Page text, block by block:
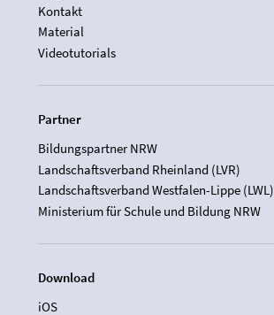
Kontakt
Material
Videotutorials
Partner
Bildungspartner NRW
Landschaftsverband Rheinland (LVR)
Landschaftsverband Westfalen-Lippe (LWL)
Ministerium für Schule und Bildung NRW
Download
iOS